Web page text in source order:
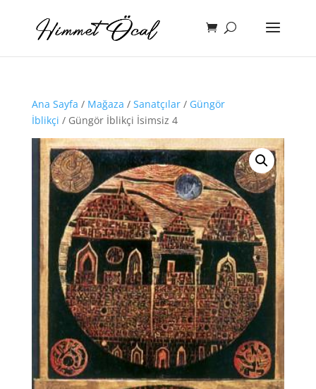
Ana Sayfa / Mağaza / Sanatçılar/ Güngör
İblikçi / Güngör İblikçi İsimsiz 4